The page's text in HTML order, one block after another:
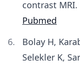
contrast MRI.
Pubmed
Bolay H,
Selekler K,